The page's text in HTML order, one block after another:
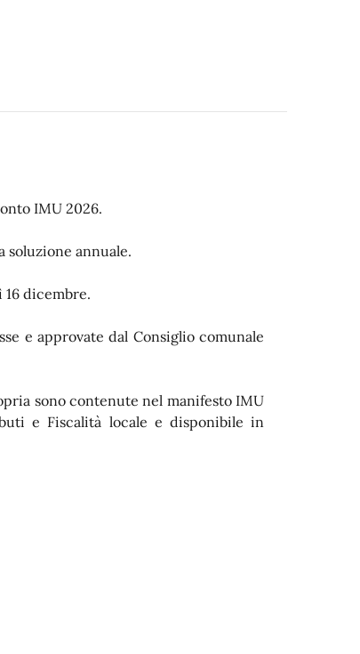
IMU 2026.
soluzione annuale.
dicembre.
e approvate dal Consiglio comunale
sono contenute nel manifesto IMU
e Fiscalità locale e disponibile in